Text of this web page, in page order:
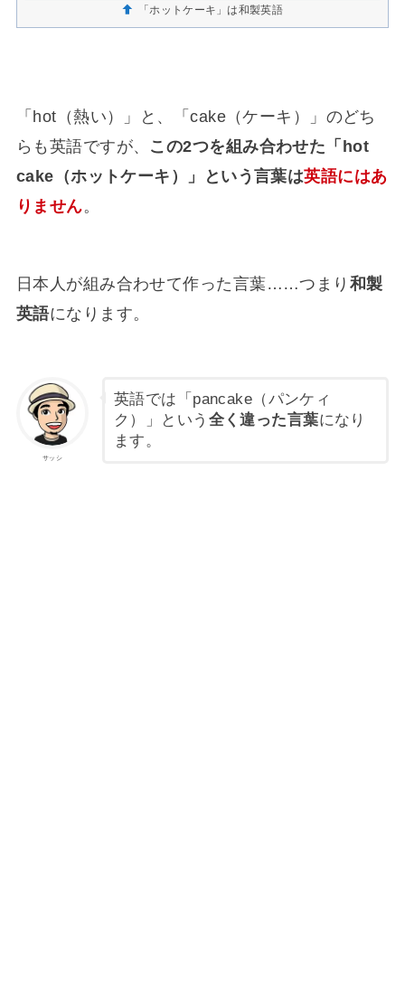
「ホットケーキ」は和製英語
「hot（熱い）」と、「cake（ケーキ）」のどち
らも英語ですが、 この2つを組み合わせた「hot
cake（ホットケーキ）」という言葉は英語にはあ
りません。
日本人が組み合わせて作った言葉……つまり 和製
英語になります。
サッシ
英語では「pancake（パンケィ
ク）」という 全く違った言葉になり
ます。